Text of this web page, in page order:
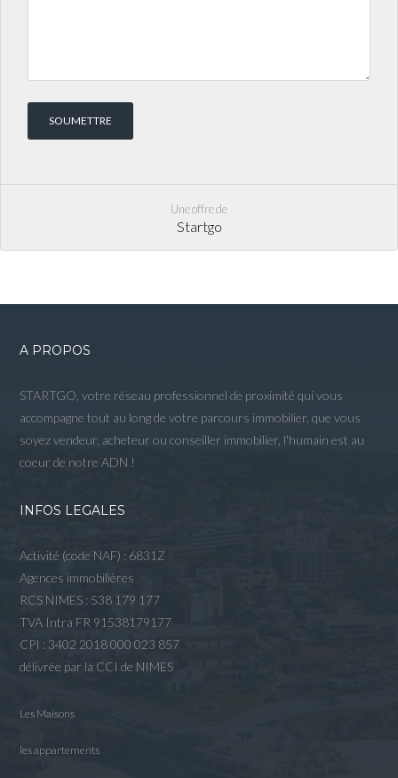
Une offre de
Startgo
A PROPOS
STARTGO, votre réseau professionnel de proximité qui vous
accompagne tout au long de votre parcours immobilier, que vous
soyez vendeur, acheteur ou conseiller immobilier, l'humain est au
coeur de notre ADN !
INFOS LEGALES
Activité (code NAF) : 6831Z
Agences immobilières
RCS NIMES : 538 179 177
TVA Intra FR 91538179177
CPI : 3402 2018 000 023 857
délivrée par la CCI de NIMES
Les Maisons
les appartements